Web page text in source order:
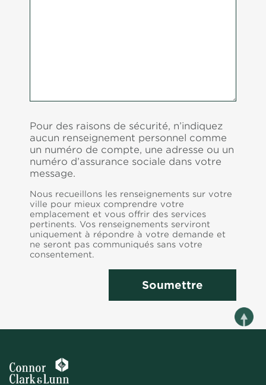
Pour des raisons de sécurité, n’indiquez
aucun renseignement personnel comme
un numéro de compte, une adresse ou un
numéro d’assurance sociale dans votre
message.
Nous recueillons les renseignements sur votre
ville pour mieux comprendre votre
emplacement et vous offrir des services
pertinents. Vos renseignements serviront
uniquement à répondre à votre demande et
ne seront pas communiqués sans votre
consentement.
Soumettre